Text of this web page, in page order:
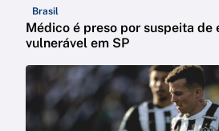
Brasil
Médico é preso por suspeita de
vulnerável em SP